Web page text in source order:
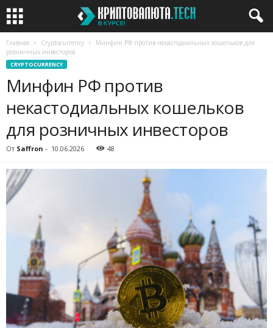
Главная Cryptocurrency
Минфин РФ против некастодиальных кошельков для
розничных инвесторов
CRYPTOCURRENCY
Минфин РФ против
некастодиальных кошельков
для розничных инвесторов
От Saffron - 10.06.2026 48